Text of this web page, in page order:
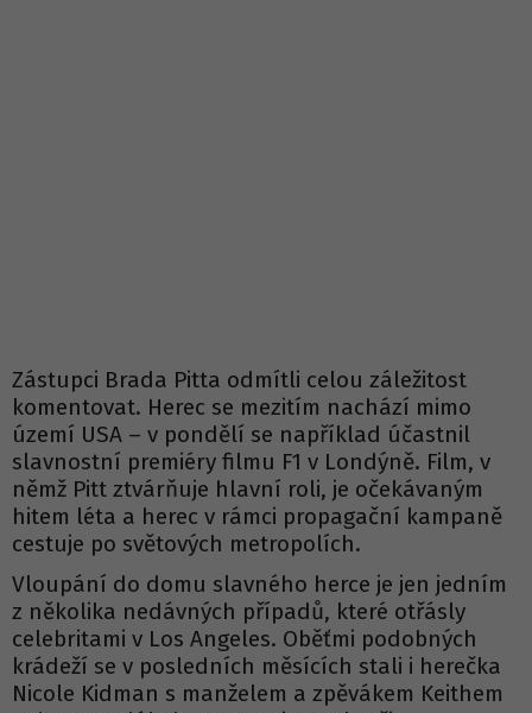
Zástupci Brada Pitta odmítli celou záležitost
komentovat. Herec se mezitím nachází mimo
území USA – v pondělí se například účastnil
slavnostní premiéry filmu F1 v Londýně. Film, v
němž Pitt ztvárňuje hlavní roli, je očekávaným
hitem léta a herec v rámci propagační kampaně
cestuje po světových metropolích.
Vloupání do domu slavného herce je jen jedním
z několika nedávných případů, které otřásly
celebritami v Los Angeles. Oběťmi podobných
krádeží se v posledních měsících stali i herečka
Nicole Kidman s manželem a zpěvákem Keithem